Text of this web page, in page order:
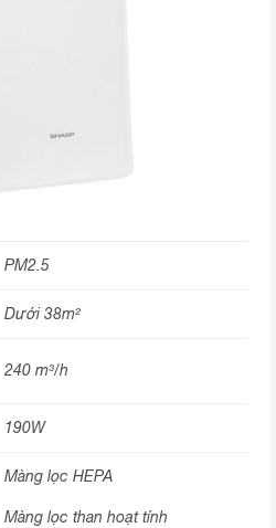
PM2.5
Dưới 38m²
240 m³/h
190W
Màng lọc HEPA
Màng lọc than hoạt tính